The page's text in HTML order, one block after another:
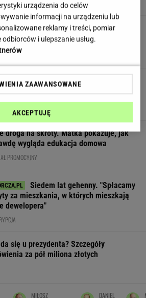
trzy miasta, a ty zgadujesz kraj.
Nie do końca
Wieniawa jako jurorka "TzG" to
droga na skróty. Matka pokazuje, jak
wygląda edukacja domowa
PROMOCYJNY
Siedem lat gehenny. "Spłacamy
za mieszkania, w których mieszkają
dewelopera"
się u prezydenta? Szczegóły
za pół miliona złotych
MIŁOSZ
DANIEL
urządzenia do celów
informacji na urządzeniu lub
reklamy i treści, pomiar
i ulepszanie usług.
ZAAWANSOWANE
AKCEPTUJĘ